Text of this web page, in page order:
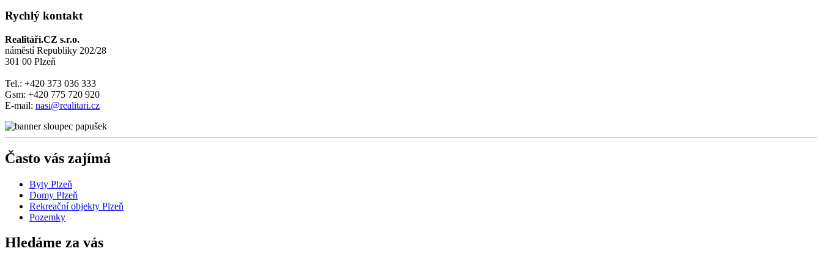
Rychlý kontakt
Realitáři.CZ s.r.o.
náměstí Republiky 202/28
301 00 Plzeň
Tel.: +420 373 036 333
Gsm: +420 775 720 920
E-mail: nasi@realitari.cz
Často vás zajímá
Byty Plzeň
Domy Plzeň
Rekreační objekty Plzeň
Pozemky
Hledáme za vás